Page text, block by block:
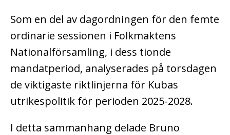
Som en del av dagordningen för den femte
ordinarie sessionen i Folkmaktens
Nationalförsamling, i dess tionde
mandatperiod, analyserades på torsdagen
de viktigaste riktlinjerna för Kubas
utrikespolitik för perioden 2025-2028.
I detta sammanhang delade Bruno